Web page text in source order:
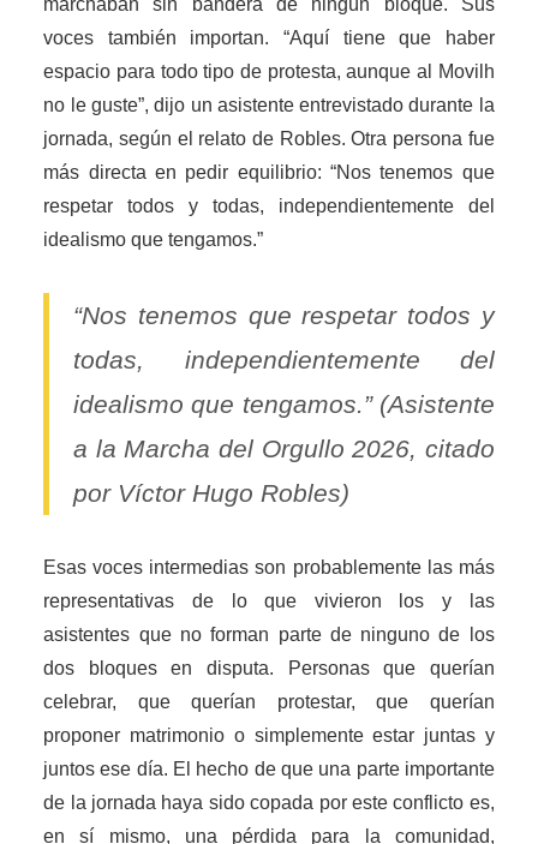
marchaban sin bandera de ningún bloque. Sus
voces también importan. “Aquí tiene que haber
espacio para todo tipo de protesta, aunque al Movilh
no le guste”, dijo un asistente entrevistado durante la
jornada, según el relato de Robles. Otra persona fue
más directa en pedir equilibrio: “Nos tenemos que
respetar todos y todas, independientemente del
idealismo que tengamos.”
“Nos tenemos que respetar todos y
todas, independientemente del
idealismo que tengamos.” (Asistente
a la Marcha del Orgullo 2026, citado
por Víctor Hugo Robles)
Esas voces intermedias son probablemente las más
representativas de lo que vivieron los y las
asistentes que no forman parte de ninguno de los
dos bloques en disputa. Personas que querían
celebrar, que querían protestar, que querían
proponer matrimonio o simplemente estar juntas y
juntos ese día. El hecho de que una parte importante
de la jornada haya sido copada por este conflicto es,
en sí mismo, una pérdida para la comunidad,